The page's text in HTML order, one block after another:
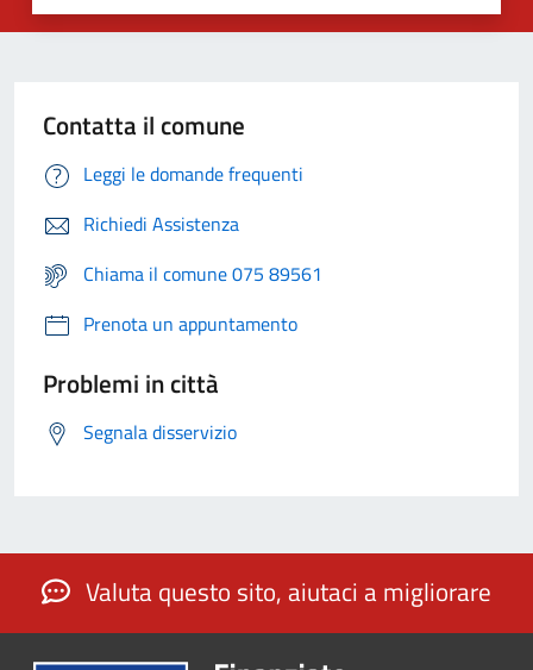
Contatta il comune
Leggi le domande frequenti
Richiedi Assistenza
Chiama il comune 075 89561
Prenota un appuntamento
Problemi in città
Segnala disservizio
Valuta questo sito, aiutaci a migliorare